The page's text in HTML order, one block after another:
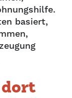
basiert,
dort